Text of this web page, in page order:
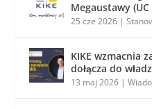
Megaustawy (UC
25 cze 2026 |
KIKE wzmacnia
dołącza do
13 maj 2026 |